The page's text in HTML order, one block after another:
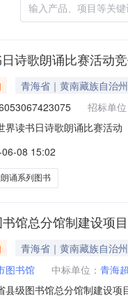
诗歌朗诵比赛活动
青海省｜黄南藏族自治
招标单位
界读书日诗歌朗诵比赛活
0315:00二、采购单位信
08 15:02
诵系列图书
馆总分馆制建设项
青海省｜黄南藏族自治
图书馆 中标单位： 青海
县级图书馆总分馆制建设